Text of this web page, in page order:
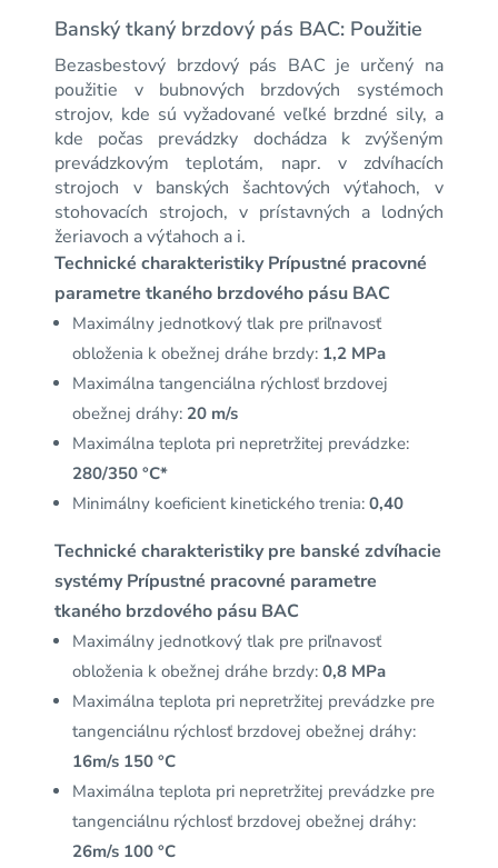
Banský tkaný brzdový pás BAC: Použitie
Bezasbestový brzdový pás BAC je určený na
použitie v bubnových brzdových systémoch
strojov, kde sú vyžadované veľké brzdné sily, a
kde počas prevádzky dochádza k zvýšeným
prevádzkovým teplotám, napr. v zdvíhacích
strojoch v banských šachtových výťahoch, v
stohovacích strojoch, v prístavných a lodných
žeriavoch a výťahoch a i.
Technické charakteristikyPrípustné pracovné
parametre tkaného brzdového pásu BAC
Maximálny jednotkový tlak pre priľnavosť
obloženia k obežnej dráhe brzdy: 1,2 MPa
Maximálna tangenciálna rýchlosť brzdovej
obežnej dráhy: 20 m/s
Maximálna teplota pri nepretržitej prevádzke:
280/350 °C*
Minimálny koeficient kinetického trenia:0,40
Technické charakteristiky pre banské zdvíhacie
systémy Prípustné pracovné parametre
tkaného brzdového pásu BAC
Maximálny jednotkový tlak pre priľnavosť
obloženia k obežnej dráhe brzdy:0,8 MPa
Maximálna teplota pri nepretržitej prevádzke pre
tangenciálnu rýchlosť brzdovej obežnej dráhy:
16m/s 150 °C
Maximálna teplota pri nepretržitej prevádzke pre
tangenciálnu rýchlosť brzdovej obežnej dráhy:
26m/s 100 °C